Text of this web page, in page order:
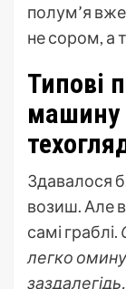
полум’я
не сором, а
Типові
машину
Здавалося
возиш. Але
самі граблі.
легко
заздалегідь.